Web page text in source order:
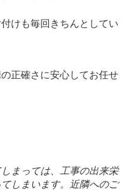
けも毎回きちんとしてい
正確さに安心してお任せ
まっては、工事の出来栄
しまいます。近隣へのご